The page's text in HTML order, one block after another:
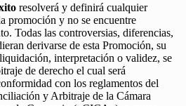
resolverá y definirá cualquier
promoción y no se encuentre
Todas las controversias, diferencias,
derivarse de esta Promoción, su
interpretación o validez, se
de derecho el cual será
con los reglamentos del
y Arbitraje de la Cámara